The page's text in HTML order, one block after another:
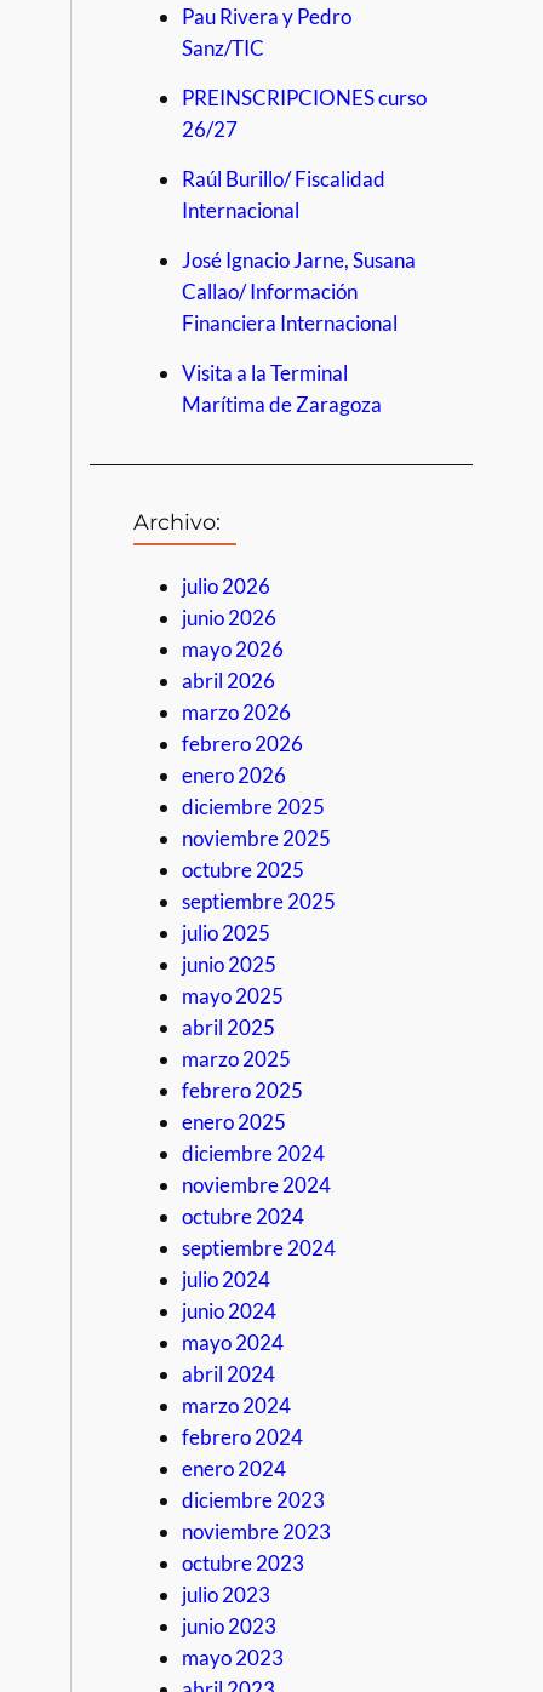
Pau Rivera y Pedro
Sanz/TIC
PREINSCRIPCIONES curso
26/27
Raúl Burillo/ Fiscalidad
Internacional
José Ignacio Jarne, Susana
Callao/ Información
Financiera Internacional
Visita a la Terminal
Marítima de Zaragoza
Archivo:
julio 2026
junio 2026
mayo 2026
abril 2026
marzo 2026
febrero 2026
enero 2026
diciembre 2025
noviembre 2025
octubre 2025
septiembre 2025
julio 2025
junio 2025
mayo 2025
abril 2025
marzo 2025
febrero 2025
enero 2025
diciembre 2024
noviembre 2024
octubre 2024
septiembre 2024
julio 2024
junio 2024
mayo 2024
abril 2024
marzo 2024
febrero 2024
enero 2024
diciembre 2023
noviembre 2023
octubre 2023
julio 2023
junio 2023
mayo 2023